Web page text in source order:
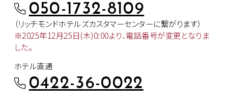
050-1732-8109
（リッチモンドホテルズカスタマーセンターに繋がります）
※2025年12月25日(木)0:00より、電話番号が変更となりま
した。
ホテル直通
0422-36-0022